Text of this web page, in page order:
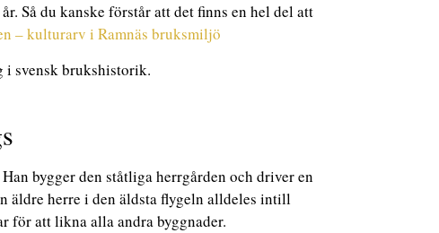
Så du kanske förstår att det finns en hel del att
– kulturarv i Ramnäs bruksmiljö
i svensk brukshistorik.
bygger den ståtliga herrgården och driver en
äldre herre i den äldsta flygeln alldeles intill
för att likna alla andra byggnader.